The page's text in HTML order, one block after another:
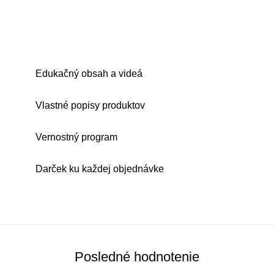
Edukačný obsah a videá
Vlastné popisy produktov
Vernostný program
Darček ku každej objednávke
Posledné hodnotenie